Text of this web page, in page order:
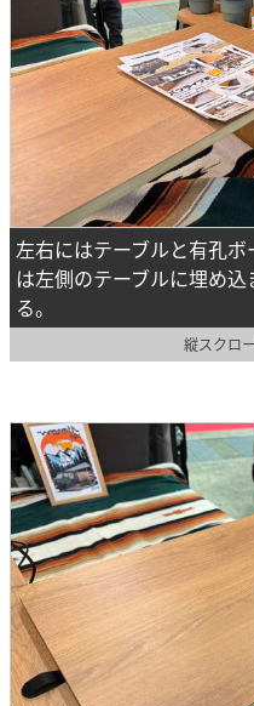
左右にはテーブルと有孔
は左側のテーブルに埋め
る。
縦スクロ